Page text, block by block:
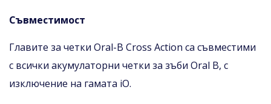
Съвместимост
Главите за четки Oral-B Cross Action са съвместими
с всички акумулаторни четки за зъби Oral B, с
изключение на гамата iO.